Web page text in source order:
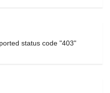
status code "403"